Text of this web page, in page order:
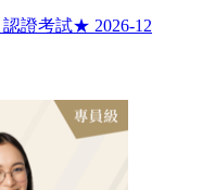
證考試★ 2026-12